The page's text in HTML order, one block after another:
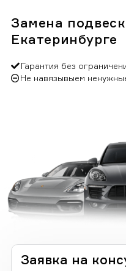
Замена
Екатеринбурге
Гарантия без
Не навязывыем
Заявка на